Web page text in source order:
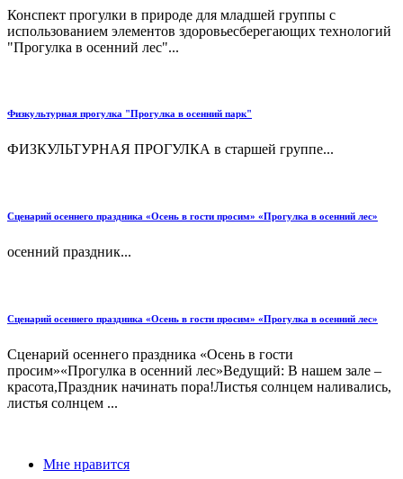
Конспект прогулки в природе для младшей группы с
использованием элементов здоровьесберегающих технологий
"Прогулка в осенний лес"...
Физкультурная прогулка "Прогулка в осенний парк"
ФИЗКУЛЬТУРНАЯ ПРОГУЛКА в старшей группе...
Сценарий осеннего праздника «Осень в гости просим» «Прогулка в осенний лес»
осенний праздник...
Сценарий осеннего праздника «Осень в гости просим» «Прогулка в осенний лес»
Сценарий осеннего праздника «Осень в гости
просим»«Прогулка в осенний лес»Ведущий: В нашем зале –
красота,Праздник начинать пора!Листья солнцем наливались,
листья солнцем ...
Мне нравится